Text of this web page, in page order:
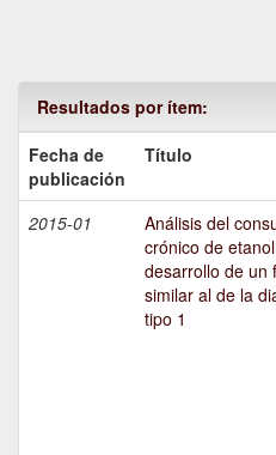
Resultados por ítem:
Fecha de
publicación
Título
2015-01
Análisis del
crónico de
desarrollo de un
similar al de la
tipo 1